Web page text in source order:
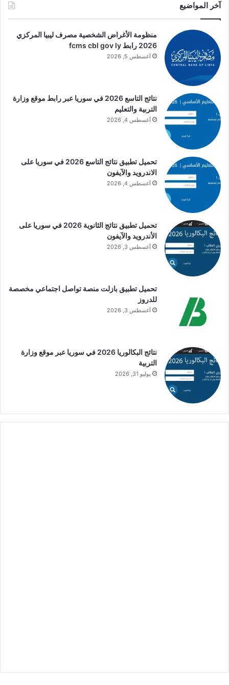
آخر المواضيع
منظومة الأغراض الشخصية مصرف ليبيا المركزي
2026 رابط fcms cbl gov ly
أغسطس 5, 2026
نتائج التاسع 2026 في سوريا عبر رابط موقع وزارة
التربية والتعليم
أغسطس 4, 2026
تحميل تطبيق نتائج التاسع 2026 في سوريا على
الاندرويد والآيفون
أغسطس 4, 2026
تحميل تطبيق نتائج الثانوية 2026 في سوريا على
الأندرويد والآيفون
أغسطس 3, 2026
تحميل تطبيق بازلت منصة تواصل اجتماعي مخصصة
للدروز
أغسطس 3, 2026
نتائج البكالوريا 2026 في سوريا عبر موقع وزارة
التربية
يوليو 31, 2026